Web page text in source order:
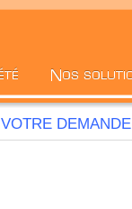
VOTRE DEMANDE